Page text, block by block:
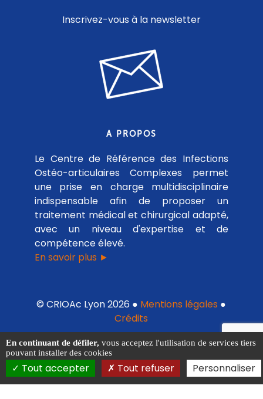
Inscrivez-vous à la newsletter
A PROPOS
Le Centre de Référence des Infections
Ostéo-articulaires Complexes permet
une prise en charge multidisciplinaire
indispensable afin de proposer un
traitement médical et chirurgical adapté,
avec un niveau d'expertise et de
compétence élevé.
En savoir plus ►
© CRIOAc Lyon 2026 ● Mentions légales ●
Crédits
En continuant de défiler, vous acceptez l'utilisation de services tiers
pouvant installer des cookies
Tout accepter Tout refuser Personnaliser